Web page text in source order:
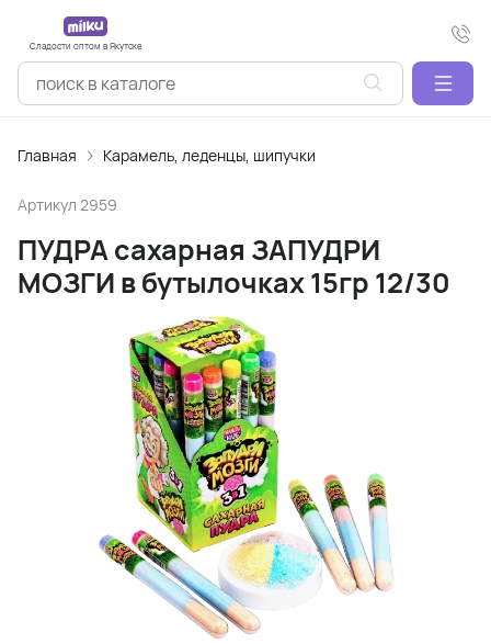
Сладости оптом в Якутске
Главная Карамель, леденцы, шипучки
Артикул 2959
ПУДРА сахарная ЗАПУДРИ
МОЗГИ в бутылочках 15гр 12/30